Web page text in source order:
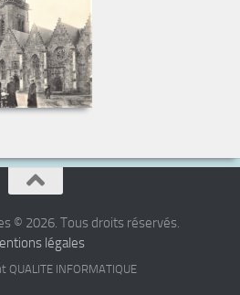
© 2026. Tous droits réservés.
légales
QUALITE INFORMATIQUE